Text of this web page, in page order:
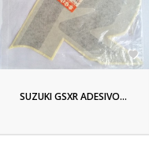

SUZUKI GSXR ADESIVO...